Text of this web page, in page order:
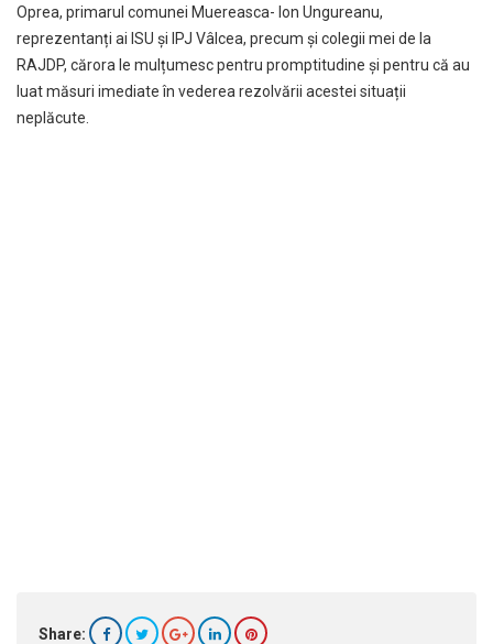
Oprea, primarul comunei Muereasca- Ion Ungureanu,
reprezentanți ai ISU și IPJ Vâlcea, precum și colegii mei de la
RAJDP, cărora le mulțumesc pentru promptitudine și pentru că au
luat măsuri imediate în vederea rezolvării acestei situații
neplăcute.
Share: